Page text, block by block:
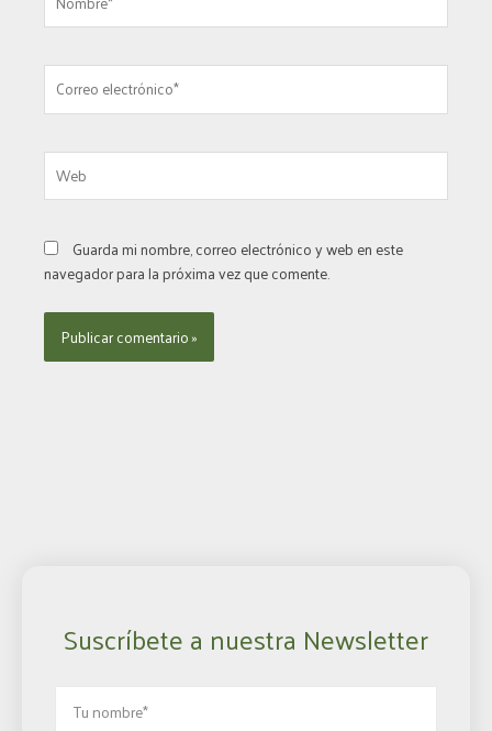
Correo
electrónico*
Web
Guarda mi nombre, correo electrónico y web en este
navegador para la próxima vez que comente.
Suscríbete a nuestra Newsletter